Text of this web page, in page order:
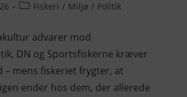
Fiskeri / Miljø / Politik
advarer mod
DN og Sportsfiskerne kræver
– mens fiskeriet frygter, at
ender hos dem, der allerede